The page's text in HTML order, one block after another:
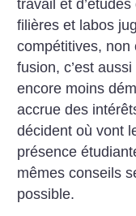
travail et
filières et labos
compétitives, non
fusion, c’est
encore moins
accrue des
décident où vont
présence
mêmes conseils
possible.